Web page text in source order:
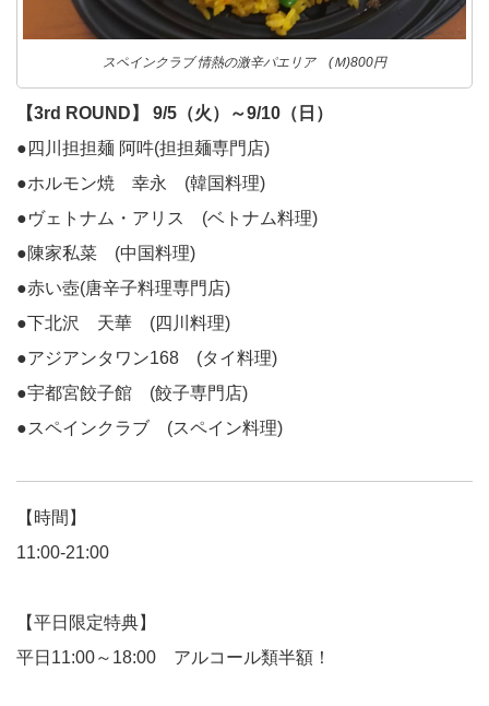
スペインクラブ 情熱の激辛パエリア (Ｍ)800円
【3rd ROUND】 9/5（火）～9/10（日）
●四川担担麺 阿吽(担担麺専門店)
●ホルモン焼 幸永 (韓国料理)
●ヴェトナム・アリス (ベトナム料理)
●陳家私菜 (中国料理)
●赤い壺(唐辛子料理専門店)
●下北沢 天華 (四川料理)
●アジアンタワン168 (タイ料理)
●宇都宮餃子館 (餃子専門店)
●スペインクラブ (スペイン料理)
【時間】
11:00-21:00
【平日限定特典】
平日11:00～18:00 アルコール類半額！